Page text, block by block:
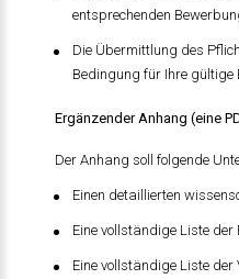
entsprechenden
Die Übermittlung des
Bedingung für Ihre gültige
Ergänzender Anhang (eine
Der Anhang soll folgende
Einen detaillierten
Eine vollständige Liste der
Eine vollständige Liste der